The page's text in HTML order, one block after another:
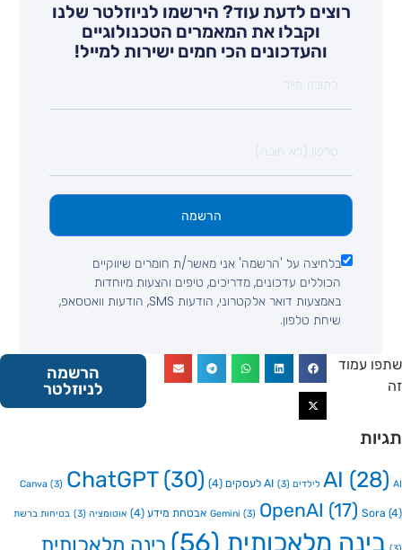
רוצים לדעת עוד? הירשמו לניוזלטר שלנו
וקבלו את המאמרים הטכנולוגיים
והעדכונים הכי חמים ישירות למייל!
בלחיצה על 'הרשמה' אני מאשר/ת חומרים שיווקיים
הכוללים עדכונים, מדריכים, טיפים והצעות מיוחדות
באמצעות דואר אלקטרוני, הודעות SMS, הודעות וואטסאפ,
שיחת טלפון.
הרשמה
עמוד
הרשמה
לניוזלטר
AI
(3) AI לעסקים (4)
Canva(3) ChatGPT(30)
Gemini(3) OpenAI(17) אבטחת מידע (4) אוטומציה(3) בטיחות ברשת
מלאכותית(56)
בינה מלאכותית